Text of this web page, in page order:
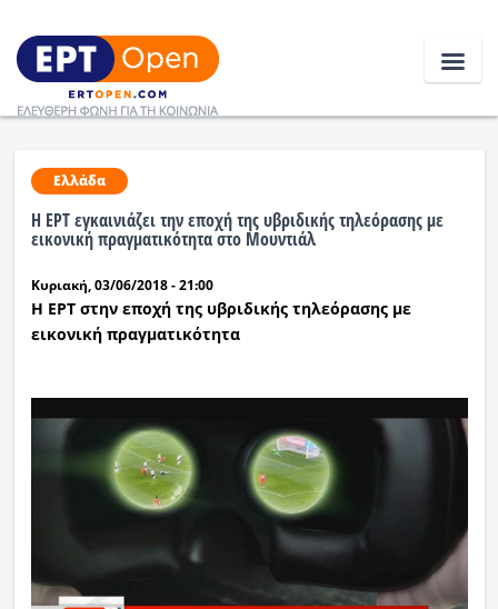
Ειδήσεις
Ελλάδα
Κοινωνία
Πολιτική
Αθλητικά
Κόσμος
Ραδιόφωνο
Ελλάδα
H ΕΡΤ εγκαινιάζει την εποχή της υβριδικής τηλεόρασης με
εικονική πραγματικότητα στο Μουντιάλ
Κυριακή, 03/06/2018 - 21:00
Η ΕΡΤ στην εποχή της υβριδικής τηλεόρασης με
εικονική πραγματικότητα